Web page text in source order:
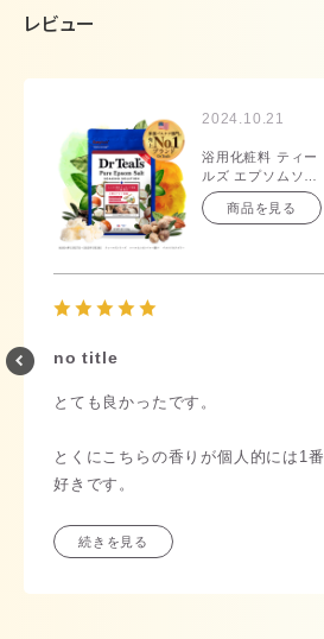
レビュー
2024.10.21
浴用化粧料 ティー
ルズ エプソムソル
ト シアバター＆ア
ーモンドオイル
商品を見る
no title
とても良かったです。
とくにこちらの香りが個人的には1番
好きです。
続きを見る